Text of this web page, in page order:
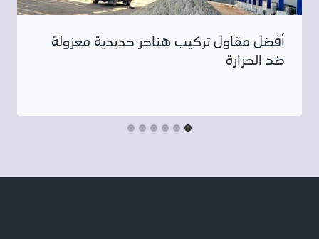
أفضل مقاول تركيب هناجر حديدية معزولة
ضد الحرارة